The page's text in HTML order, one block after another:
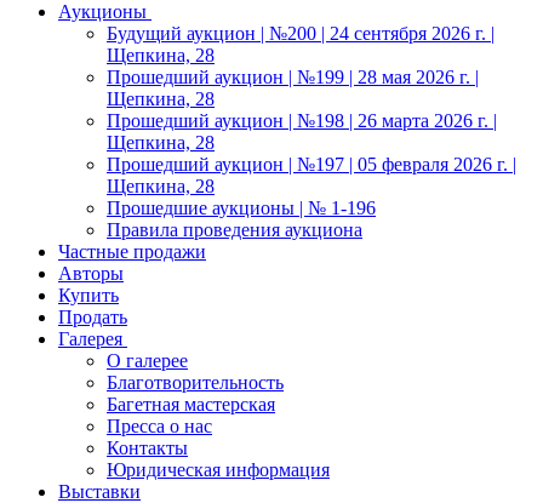
Аукционы
Будущий аукцион | №200 | 24 сентября 2026 г. |
Щепкина, 28
Прошедший аукцион | №199 | 28 мая 2026 г. |
Щепкина, 28
Прошедший аукцион | №198 | 26 марта 2026 г. |
Щепкина, 28
Прошедший аукцион | №197 | 05 февраля 2026 г. |
Щепкина, 28
Прошедшие аукционы | № 1-196
Правила проведения аукциона
Частные продажи
Авторы
Купить
Продать
Галерея
О галерее
Благотворительность
Багетная мастерская
Пресса о нас
Контакты
Юридическая информация
Выставки